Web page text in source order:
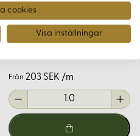
Linnetyg tvättat lyx 110/02
Från 203 SEK /m
cookies
Visa inställningar